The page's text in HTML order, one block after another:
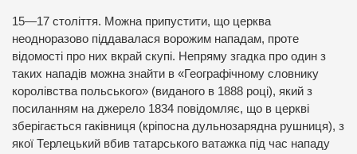
15—17 століття. Можна припустити, що церква
неодноразово піддавалася ворожим нападам, проте
відомості про них вкрай скупі. Непряму згадка про один з
таких нападів можна знайти в «Географічному словнику
королівства польського» (виданого в 1888 році), який з
посиланням на джерело 1834 повідомляє, що в церкві
зберігається гаківниця (кріпосна дульнозарядна рушниця), з
якої Терлецький вбив татарського ватажка під час нападу